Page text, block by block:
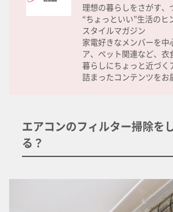
理想の暮らしをさがす、
“ちょっといい”生活のヒ
スタイルマガジン
家電好きなメンバーを中
ア、ペット関連など、衣
暮らしにちょっと近づ
詰まったコンテンツをお
エアコンのフィルター掃除を
る？